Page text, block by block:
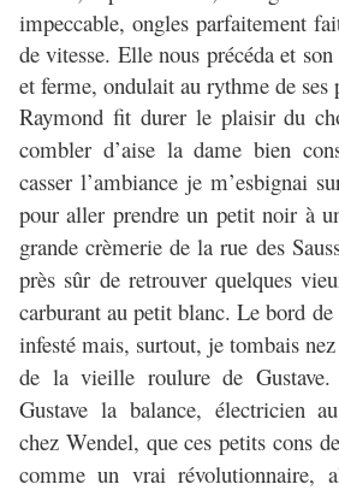
impeccable, ongles parfaitement
de vitesse. Elle nous précéda et
et ferme, ondulait au rythme de ses
Raymond fit durer le plaisir du
combler d’aise la dame bien
casser l’ambiance je m’esbignai
pour aller prendre un petit noir à
grande crèmerie de la rue des
près sûr de retrouver quelques
carburant au petit blanc. Le bord
infesté mais, surtout, je tombais
de la vieille roulure de Gustave.
Gustave la balance, électricien
chez Wendel, que ces petits cons
comme un vrai révolutionnaire,